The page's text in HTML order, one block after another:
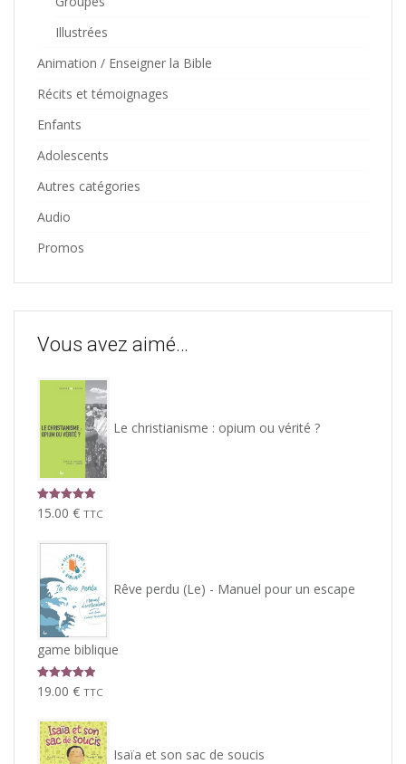
Illustrées
Animation / Enseigner la Bible
Récits et témoignages
Enfants
Adolescents
Autres catégories
Audio
Promos
Vous avez aimé…
Le christianisme : opium ou vérité ?
Note 5.00
15.00 € TTC
Rêve perdu (Le) - Manuel pour un escape
game biblique
Note 5.00
19.00 € TTC
Isaïa et son sac de soucis